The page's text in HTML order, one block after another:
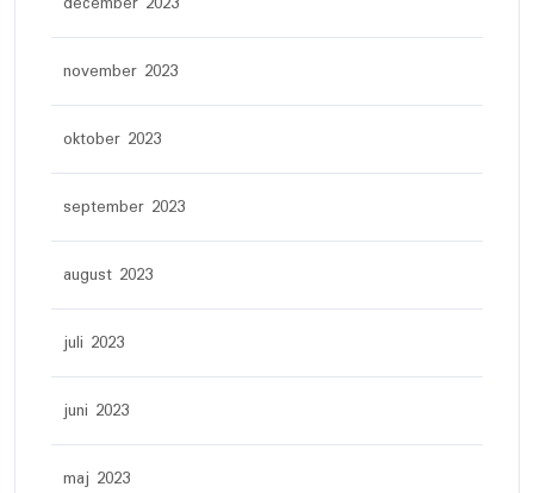
november 2023
oktober 2023
september 2023
august 2023
juli 2023
juni 2023
maj 2023